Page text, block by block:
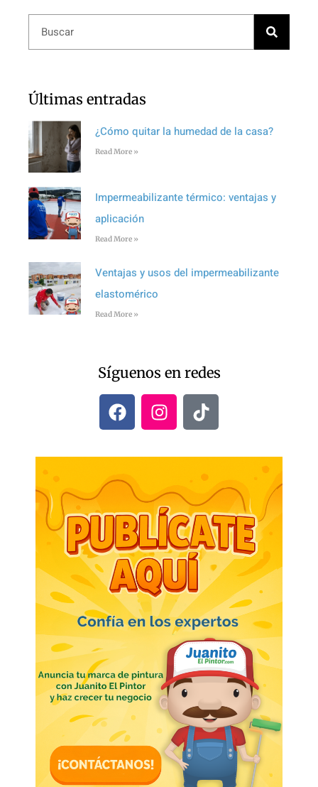
Últimas entradas
¿Cómo quitar la humedad de la casa?
Read More »
Impermeabilizante térmico: ventajas y
aplicación
Read More »
Ventajas y usos del impermeabilizante
elastomérico
Read More »
Síguenos en redes